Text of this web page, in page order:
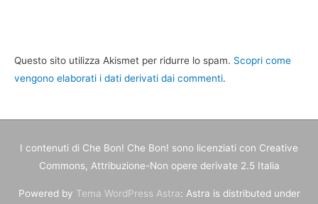
Questo sito utilizza Akismet per ridurre lo spam. Scopri come
vengono elaborati i dati derivati dai commenti.
I contenuti di Che Bon! Che Bon! sono licenziati con Creative
Commons, Attribuzione-Non opere derivate 2.5 Italia
Powered by Tema WordPress Astra: Astra is distributed under